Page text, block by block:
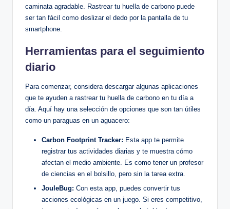
caminata agradable. Rastrear tu huella de carbono puede
ser tan fácil como deslizar el dedo por la pantalla de tu
smartphone.
Herramientas para el seguimiento
diario
Para comenzar, considera descargar algunas aplicaciones
que te ayuden a rastrear tu huella de carbono en tu día a
día. Aquí hay una selección de opciones que son tan útiles
como un paraguas en un aguacero:
Carbon Footprint Tracker: Esta app te permite
registrar tus actividades diarias y te muestra cómo
afectan el medio ambiente. Es como tener un profesor
de ciencias en el bolsillo, pero sin la tarea extra.
JouleBug: Con esta app, puedes convertir tus
acciones ecológicas en un juego. Si eres competitivo,